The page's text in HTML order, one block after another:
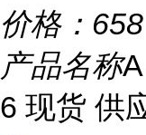
价格： 658
产品名称
6 现货 供